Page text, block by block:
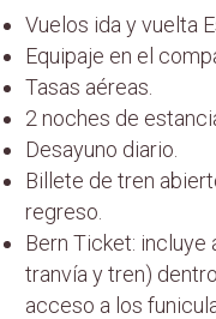
Vuelos ida y vuelta
Equipaje en el
Tasas aéreas.
2 noches de
Desayuno diario.
Billete de tren
regreso.
Bern Ticket:
tranvía y tren)
acceso a los